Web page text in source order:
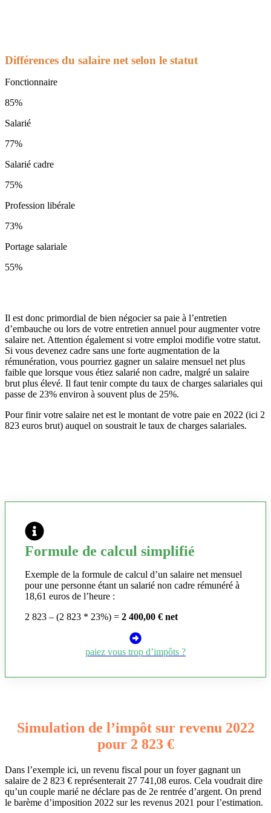
Différences du salaire net selon le statut
Fonctionnaire
85%
Salarié
77%
Salarié cadre
75%
Profession libérale
73%
Portage salariale
55%
Il est donc primordial de bien négocier sa paie à l’entretien
d’embauche ou lors de votre entretien annuel pour augmenter votre
salaire net. Attention également si votre emploi modifie votre statut.
Si vous devenez cadre sans une forte augmentation de la
rémunération, vous pourriez gagner un salaire mensuel net plus
faible que lorsque vous étiez salarié non cadre, malgré un salaire
brut plus élevé. Il faut tenir compte du taux de charges salariales qui
passe de 23% environ à souvent plus de 25%.
Pour finir votre salaire net est le montant de votre paie en 2022 (ici 2
823 euros brut) auquel on soustrait le taux de charges salariales.
Formule de calcul simplifié
Exemple de la formule de calcul d’un salaire net mensuel
pour une personne étant un salarié non cadre rémunéré à
18,61 euros de l’heure :
2 823 – (2 823 * 23%) = 2 400,00 € net
paiez vous trop d’impôts ?
Simulation de l’impôt sur revenu 2022
pour 2 823 €
Dans l’exemple ici, un revenu fiscal pour un foyer gagnant un
salaire de 2 823 € représenterait 27 741,08 euros. Cela voudrait dire
qu’un couple marié ne déclare pas de 2e rentrée d’argent. On prend
le barème d’imposition 2022 sur les revenus 2021 pour l’estimation.